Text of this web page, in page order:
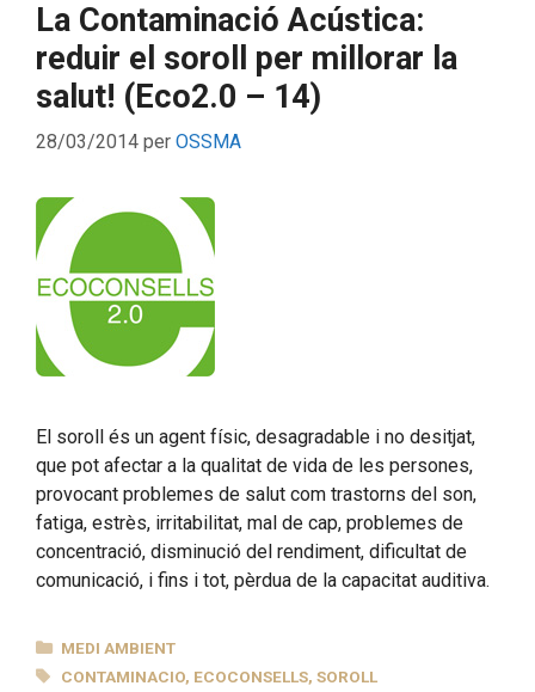
La Contaminació Acústica:
reduir el soroll per millorar la
salut! (Eco2.0 – 14)
28/03/2014 per OSSMA
El soroll és un agent físic, desagradable i no desitjat,
que pot afectar a la qualitat de vida de les persones,
provocant problemes de salut com trastorns del son,
fatiga, estrès, irritabilitat, mal de cap, problemes de
concentració, disminució del rendiment, dificultat de
comunicació, i fins i tot, pèrdua de la capacitat auditiva.
CATEGORIES
MEDI AMBIENT
ETIQUETES
CONTAMINACIO, ECOCONSELLS,SOROLL